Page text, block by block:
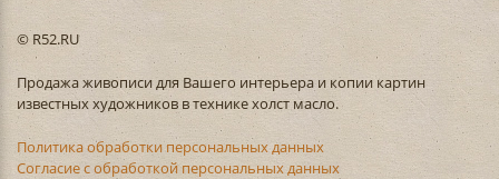
© R52.RU
Продажа живописи для Вашего интерьера и копии картин
известных художников в технике холст масло.
Политика обработки персональных данных
Согласие с обработкой персональных данных